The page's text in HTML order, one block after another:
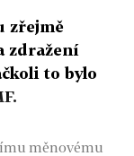
zřejmě
zdražení
to bylo
měnovému